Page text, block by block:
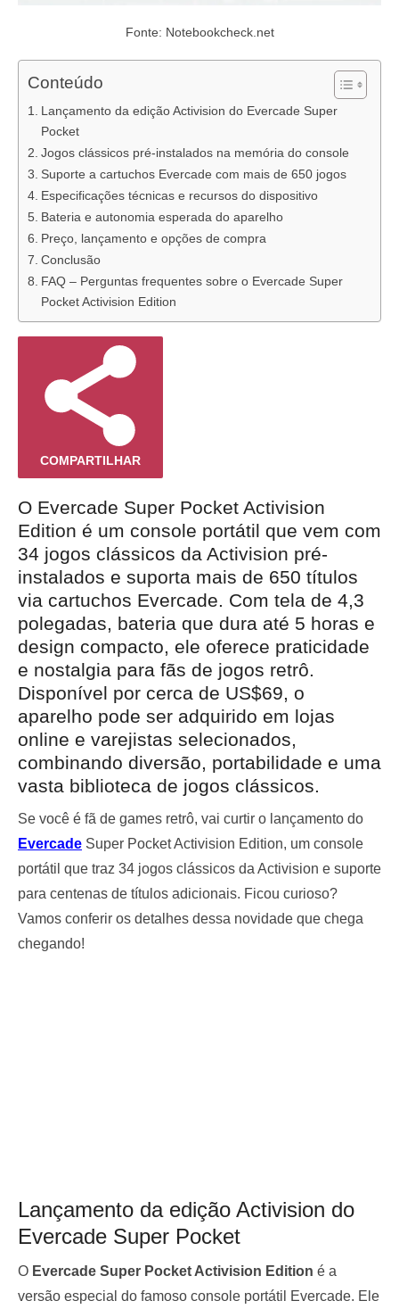
Fonte: Notebookcheck.net
Conteúdo
Lançamento da edição Activision do Evercade Super
Pocket
Jogos clássicos pré-instalados na memória do console
Suporte a cartuchos Evercade com mais de 650 jogos
Especificações técnicas e recursos do dispositivo
Bateria e autonomia esperada do aparelho
Preço, lançamento e opções de compra
Conclusão
FAQ – Perguntas frequentes sobre o Evercade Super
Pocket Activision Edition
COMPARTILHAR
O Evercade Super Pocket Activision
Edition é um console portátil que vem com
34 jogos clássicos da Activision pré-
instalados e suporta mais de 650 títulos
via cartuchos Evercade. Com tela de 4,3
polegadas, bateria que dura até 5 horas e
design compacto, ele oferece praticidade
e nostalgia para fãs de jogos retrô.
Disponível por cerca de US$69, o
aparelho pode ser adquirido em lojas
online e varejistas selecionados,
combinando diversão, portabilidade e uma
vasta biblioteca de jogos clássicos.
Se você é fã de games retrô, vai curtir o lançamento do
Evercade Super Pocket Activision Edition, um console
portátil que traz 34 jogos clássicos da Activision e suporte
para centenas de títulos adicionais. Ficou curioso?
Vamos conferir os detalhes dessa novidade que chega
chegando!
Lançamento da edição Activision do
Evercade Super Pocket
O Evercade Super Pocket Activision Edition é a
versão especial do famoso console portátil Evercade. Ele